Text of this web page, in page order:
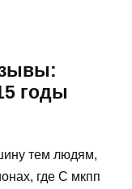
годы
тем людям,
где С мкпп